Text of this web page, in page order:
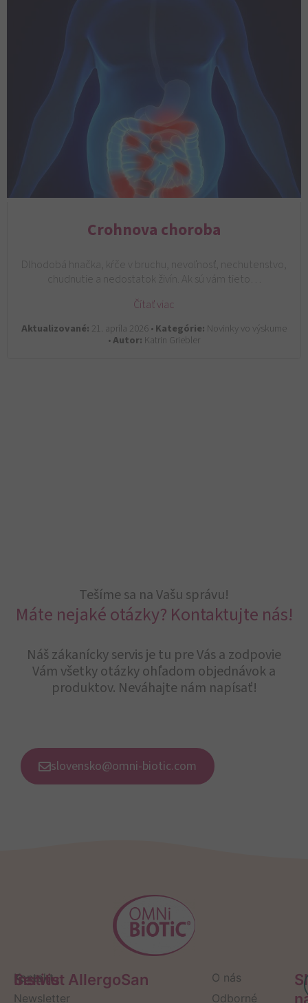
Crohnova choroba
Dlhodobá hnačka, kŕče v bruchu, nevoľnosť, nechutenstvo,
chudnutie a nedostatok živín. Ak sú vám tieto…
Čítať viac
Aktualizované: 21. apríla 2026 •Kategórie: Novinky vo výskume
•Autor: Katrin Griebler
Tešíme sa na Vašu správu!
Máte nejaké otázky? Kontaktujte nás!
Náš zákanícky servis je tu pre Vás a zodpovie
Vám všetky otázky ohľadom objednávok a
produktov. Neváhajte nám napísať!
slovensko@omni-biotic.com
Servis
Kontakt
Newsletter
Institut AllergoSan
O nás
Odborné